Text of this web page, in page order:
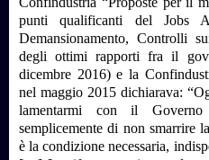
punti qualificanti del Jobs
Demansionamento, Controlli
degli ottimi rapporti fra il
dicembre 2016) e la
nel maggio 2015 dichiarava:
lamentarmi con il
semplicemente di non smarrire
è la condizione necessaria,